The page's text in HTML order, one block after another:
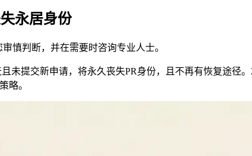
永居身份
慎判断，并在需要时咨询专业人士。
未提交新申请，将永久丧失PR身份，且不再有恢复途径
略。